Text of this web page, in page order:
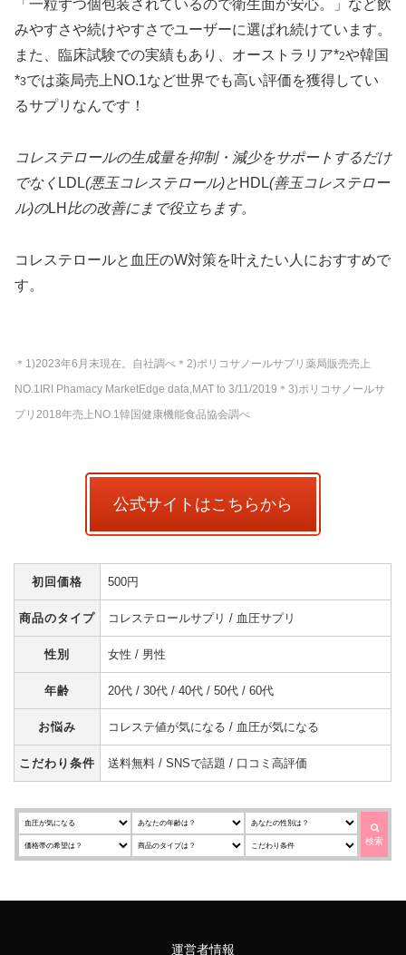
「一粒ずつ個包装されているので衛生面が安心。」など飲
みやすさや続けやすさでユーザーに選ばれ続けています。
また、臨床試験での実績もあり、オーストラリア*2や韓国
*3では薬局売上NO.1など世界でも高い評価を獲得してい
るサプリなんです！
コレステロールの生成量を抑制・減少をサポートするだけ
でなく LDL(悪玉コレステロール)とHDL(善玉コレステロー
ル)のLH 比の改善にまで役立ちます。
コレステロールと血圧のW対策を叶えたい人におすすめで
す。
＊1)2023年6月末現在。自社調べ＊2)ポリコサノールサプリ薬局販売売上
NO.1IRI Phamacy MarketEdge data,MAT to 3/11/2019＊3)ポリコサノールサ
プリ2018年売上NO.1韓国健康機能食品協会調べ
公式サイトはこちらから
初回価格 500円
商品のタイプ コレステロールサプリ / 血圧サプリ
性別 女性 / 男性
年齢 20代 / 30代 / 40代 / 50代 / 60代
お悩み コレステ値が気になる / 血圧が気になる
こだわり条件 送料無料 / SNSで話題 / 口コミ高評価
検索
運営者情報